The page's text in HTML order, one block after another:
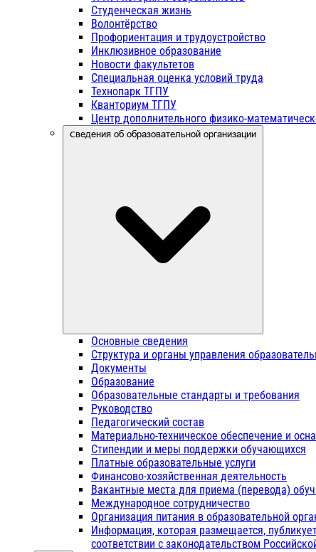
Студенческая жизнь
Волонтёрство
Профориентация и трудоустройство
Инклюзивное образование
Новости факультетов
Специальная оценка условий труда
Технопарк ТГПУ
Кванториум ТГПУ
Центр дополнительного физико-
Сведения об образовательной организации
Основные сведения
Структура и органы управления
Документы
Образование
Образовательные стандарты и требования
Руководство
Педагогический состав
Материально-техническое обеспечение и
Стипендии и меры поддержки обучающихся
Платные образовательные услуги
Финансово-хозяйственная деятельность
Вакантные места для приема (перевода)
Международное сотрудничество
Организация питания в образовательной
Информация, которая размещается,
соответствии с законодательством